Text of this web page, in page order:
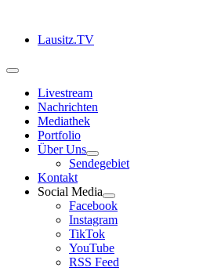
springenLausitz.TV
Toggle
NavigationLivestream
Nachrichten
Mediathek
Portfolio
Über Uns
Sendegebiet
Kontakt
Social Media
Facebook
Instagram
TikTok
YouTube
RSS Feed